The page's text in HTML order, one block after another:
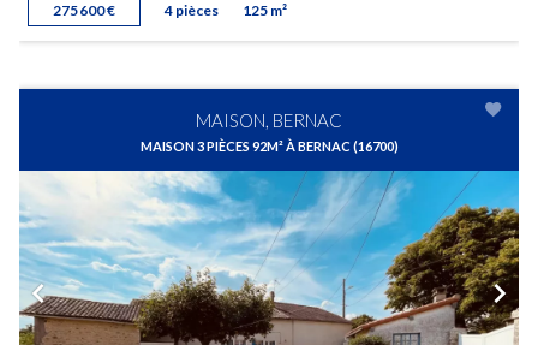
275 600 € 4 pièces 125 m²
MAISON, BERNAC
MAISON 3 PIÈCES 92M² À BERNAC (16700)